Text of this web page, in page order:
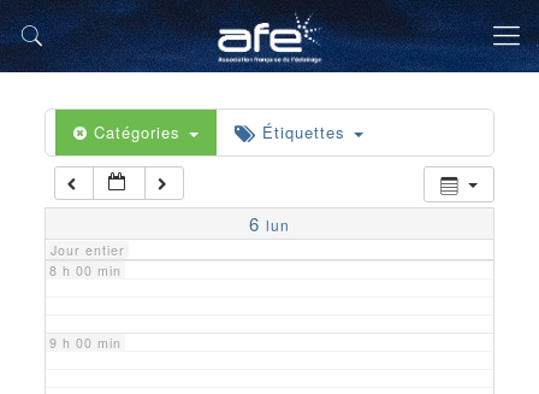
Catégories Étiquettes
6 lun
Jour entier
5 h 00 min
6 h 00 min
7 h 00 min
8 h 00 min
9 h 00 min